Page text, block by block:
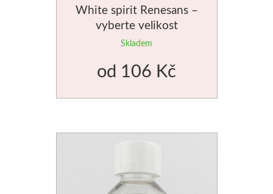
Akvarel
Uni Posca
Jednotlivě
Barvy
White spirit Renesans –
vyberte velikost
Skladem
od 106 Kč